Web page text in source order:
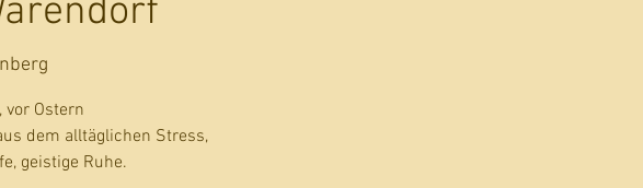
vor Ostern
dem alltäglichen Stress,
geistige Ruhe.